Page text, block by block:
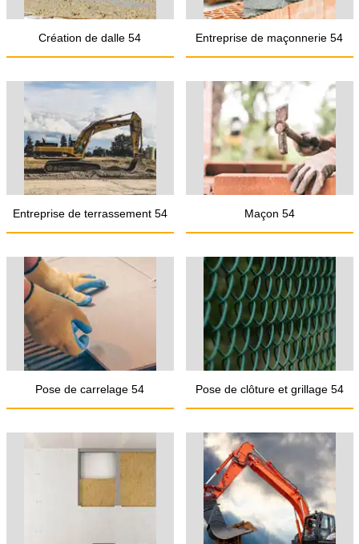
Création de dalle 54 Entreprise de maçonnerie 54
Entreprise de terrassement 54 Maçon 54
Pose de carrelage 54 Pose de clôture et grillage 54